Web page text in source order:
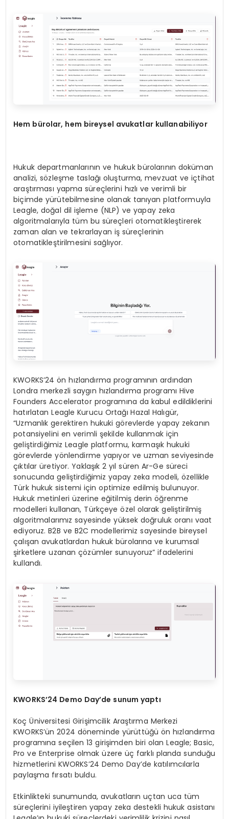
Hem bürolar, hem bireysel avukatlar kullanabiliyor
Hukuk departmanlarının ve hukuk bürolarının doküman
analizi, sözleşme taslağı oluşturma, mevzuat ve içtihat
araştırması yapma süreçlerini hızlı ve verimli bir
biçimde yürütebilmesine olanak tanıyan platformuyla
Leagle, doğal dil işleme (NLP) ve yapay zeka
algoritmalarıyla tüm bu süreçleri otomatikleştirerek
zaman alan ve tekrarlayan iş süreçlerinin
otomatikleştirilmesini sağlıyor.
KWORKS’24 ön hızlandırma programının ardından
Londra merkezli saygın hızlandırma programı Hive
Founders Accelerator programına da kabul edildiklerini
hatırlatan Leagle Kurucu Ortağı Hazal Halıgür,
“Uzmanlık gerektiren hukuki görevlerde yapay zekanın
potansiyelini en verimli şekilde kullanmak için
geliştirdiğimiz Leagle platformu, karmaşık hukuki
görevlerde yönlendirme yapıyor ve uzman seviyesinde
çıktılar üretiyor. Yaklaşık 2 yıl süren Ar-Ge süreci
sonucunda geliştirdiğimiz yapay zeka modeli, özellikle
Türk hukuk sistemi için optimize edilmiş bulunuyor.
Hukuk metinleri üzerine eğitilmiş derin öğrenme
modelleri kullanan, Türkçeye özel olarak geliştirilmiş
algoritmalarımız sayesinde yüksek doğruluk oranı vaat
ediyoruz. B2B ve B2C modellerimiz sayesinde bireysel
çalışan avukatlardan hukuk bürolarına ve kurumsal
şirketlere uzanan çözümler sunuyoruz” ifadelerini
kullandı.
KWORKS’24 Demo Day’de sunum yaptı
Koç Üniversitesi Girişimcilik Araştırma Merkezi
KWORKS’ün 2024 döneminde yürüttüğü ön hızlandırma
programına seçilen 13 girişimden biri olan Leagle; Basic,
Pro ve Enterprise olmak üzere üç farklı planda sunduğu
hizmetlerini KWORKS’24 Demo Day’de katılımcılarla
paylaşma fırsatı buldu.
Etkinlikteki sunumunda, avukatların uçtan uca tüm
süreçlerini iyileştiren yapay zeka destekli hukuk asistanı